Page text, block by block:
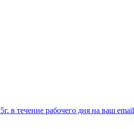
в течение рабочего дня на ваш email